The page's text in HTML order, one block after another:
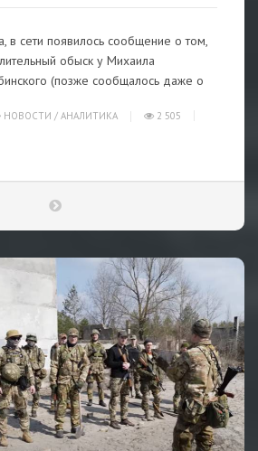
в сети появилось сообщение о том,
обыск у Михаила
(позже сообщалось даже о
НОВОСТИ / АНАЛИТИКА
2 505